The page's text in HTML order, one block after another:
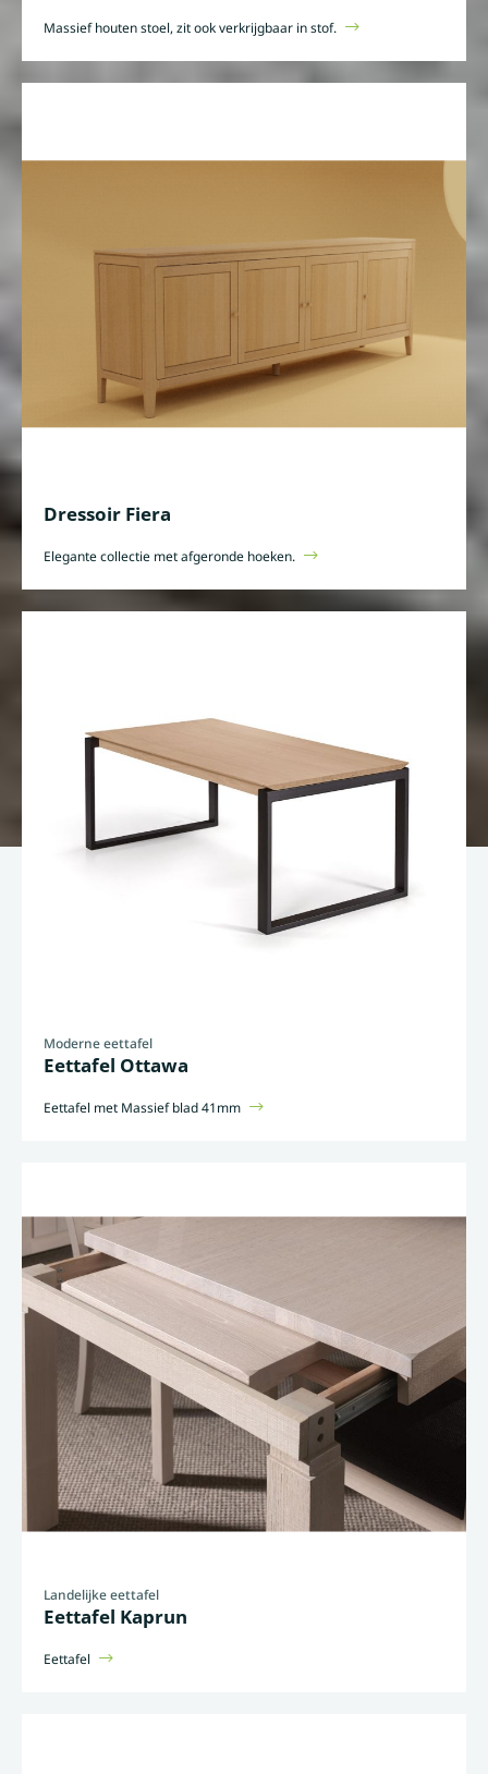
Massief houten stoel, zit ook verkrijgbaar in stof.
Dressoir Fiera
Elegante collectie met afgeronde hoeken.
Moderne eettafel
Eettafel Ottawa
Eettafel met Massief blad 41mm
Landelijke eettafel
Eettafel Kaprun
Eettafel